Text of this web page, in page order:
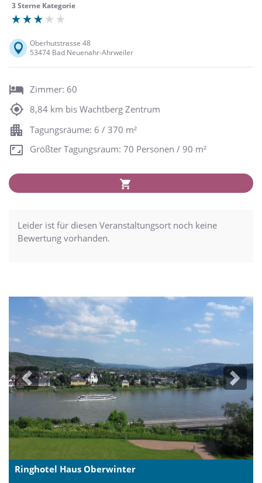
3 Sterne Kategorie
Oberhutstrasse 48
53474 Bad Neuenahr-Ahrweiler
Zimmer: 60
8,84 km bis Wachtberg Zentrum
Tagungsräume: 6 / 370 m²
Größter Tagungsraum: 70 Personen / 90 m²
Leider ist für diesen Veranstaltungsort noch keine
Bewertung vorhanden.
Previous Next
Ringhotel Haus Oberwinter